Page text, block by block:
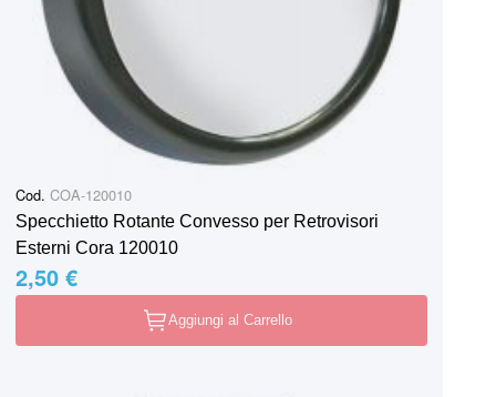
Cod. COA-120010
Specchietto Rotante Convesso per Retrovisori
Esterni Cora 120010
2,50 €
Aggiungi al Carrello